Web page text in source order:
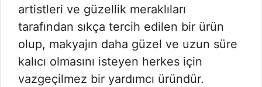
artistleri ve güzellik meraklıları
tarafından sıkça tercih edilen bir ürün
olup, makyajın daha güzel ve uzun süre
kalıcı olmasını isteyen herkes için
vazgeçilmez bir yardımcı üründür.